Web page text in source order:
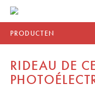
PRODUCTEN
RIDEAU DE